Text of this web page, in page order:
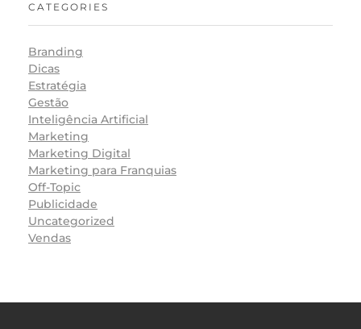
CATEGORIES
Branding
Dicas
Estratégia
Gestão
Inteligência Artificial
Marketing
Marketing Digital
Marketing para Franquias
Off-Topic
Publicidade
Uncategorized
Vendas